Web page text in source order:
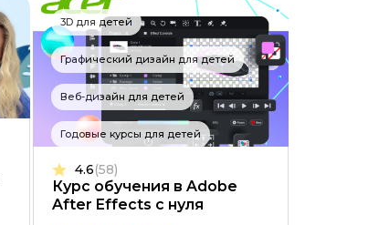
Релевантность
Заголовок
Цена ↑
Цена ↓
Рассрочка ↑
Рассрочка ↓
Начало ↑
3D для детей
Графический дизайн для детей
Веб-дизайн для детей
Годовые курсы для детей
Курс обучения в Adobe
After Effects с нуля
4.6(58)